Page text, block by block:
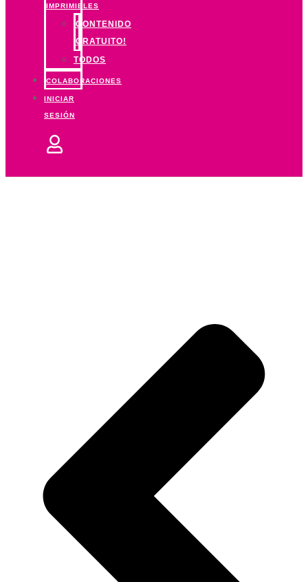
IMPRIMIBLES
CONTENIDO
GRATUITO!
TODOS
COLABORACIONES
INICIAR
SESIÓN